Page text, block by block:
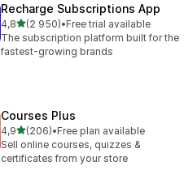
Recharge Subscriptions App
4,8/ 5 tähteä
(2 950)
2950 arvostelua yhteensä
•Free trial available
The subscription platform built for the
fastest-growing brands
Courses Plus
4,9/ 5 tähteä
(206)
206 arvostelua yhteensä
•Free plan available
Sell online courses, quizzes &
certificates from your store